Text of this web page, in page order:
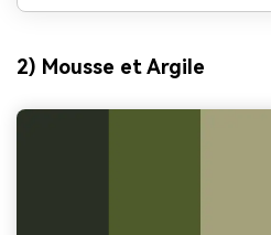
2) Mousse et Argile